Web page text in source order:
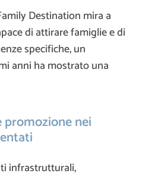
Destination mira a
di attirare famiglie e di
specifiche, un
anni ha mostrato una
promozione nei
infrastrutturali,